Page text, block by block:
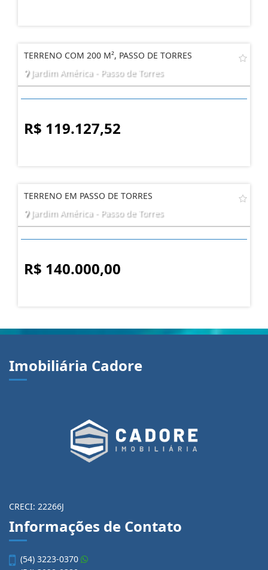
TERRENO COM 200 M², PASSO DE TORRES
Jardim América - Passo de Torres
R$ 119.127,52
TERRENO EM PASSO DE TORRES
Jardim América - Passo de Torres
R$ 140.000,00
Imobiliária Cadore
CRECI: 22266J
Informações de Contato
(54) 3223-0370